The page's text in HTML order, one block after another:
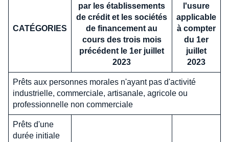
CATÉGORIES
par les établissements
de crédit et les sociétés
de financement au
cours des trois mois
précédent le 1er juillet
2023
l'usure
applicable
à compter
du 1er
juillet
2023
Prêts aux personnes morales n'ayant pas d'activité
industrielle, commerciale, artisanale, agricole ou
professionnelle non commerciale
Prêts d'une
durée initiale